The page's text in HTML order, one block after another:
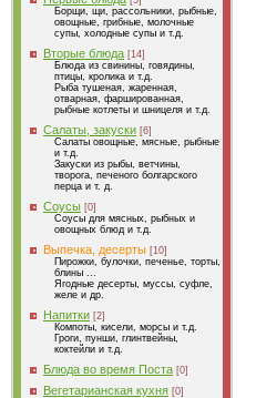
Борщи, щи, рассольники, рыбные,
овощные, грибные, молочные
супы, холодные супы и т.д.
Вторые блюда [14]
Блюда из свинины, говядины,
птицы, кролика и т.д.
Рыба тушеная, жаренная,
отварная, фаршированная,
рыбные котлеты и шницеля и т.д.
Салаты, закуски [6]
Салаты овощные, мясные, рыбные
и т.д.
Закуски из рыбы, ветчины,
творога, печеного болгарского
перца и т. д.
Соусы [0]
Соусы для мясных, рыбных и
овощных блюд и т.д.
Выпечка, десерты [10]
Пирожки, булочки, печенье, торты,
блины ...
Ягодные десерты, муссы, суфле,
желе и др.
Напитки [2]
Компоты, кисели, морсы и т.д.
Гроги, пунши, глинтвейны,
коктейли и т.д.
Блюда во время Поста [0]
Вегетарианская кухня [0]